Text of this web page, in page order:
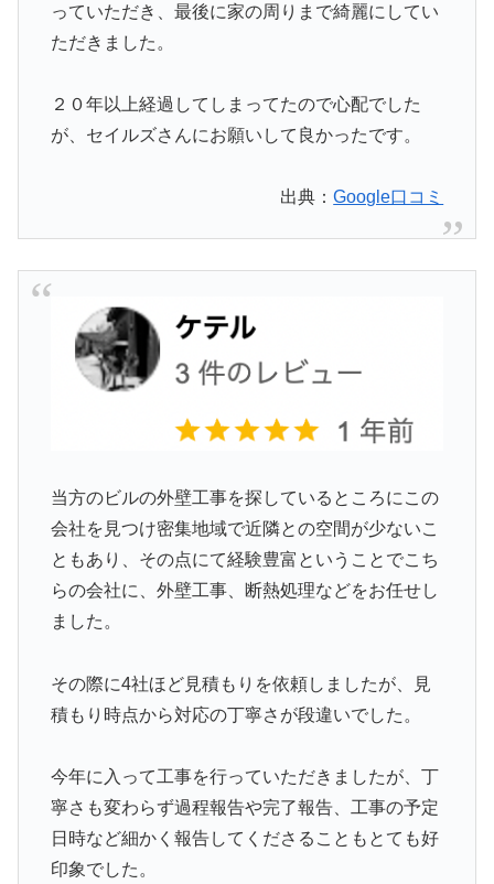
っていただき、最後に家の周りまで綺麗にしてい
ただきました。
２０年以上経過してしまってたので心配でした
が、セイルズさんにお願いして良かったです。
出典：Google口コミ
当方のビルの外壁工事を探しているところにこの
会社を見つけ密集地域で近隣との空間が少ないこ
ともあり、その点にて経験豊富ということでこち
らの会社に、外壁工事、断熱処理などをお任せし
ました。
その際に4社ほど見積もりを依頼しましたが、見
積もり時点から対応の丁寧さが段違いでした。
今年に入って工事を行っていただきましたが、丁
寧さも変わらず過程報告や完了報告、工事の予定
日時など細かく報告してくださることもとても好
印象でした。